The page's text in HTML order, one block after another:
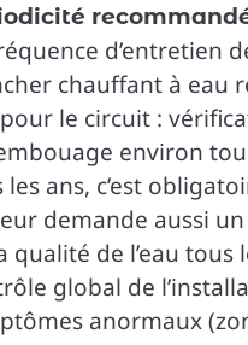
d’entretien
chauffant à eau
le circuit :
environ
les ans, c’est
demande aussi
qualité de l’eau tous
global de
anormaux